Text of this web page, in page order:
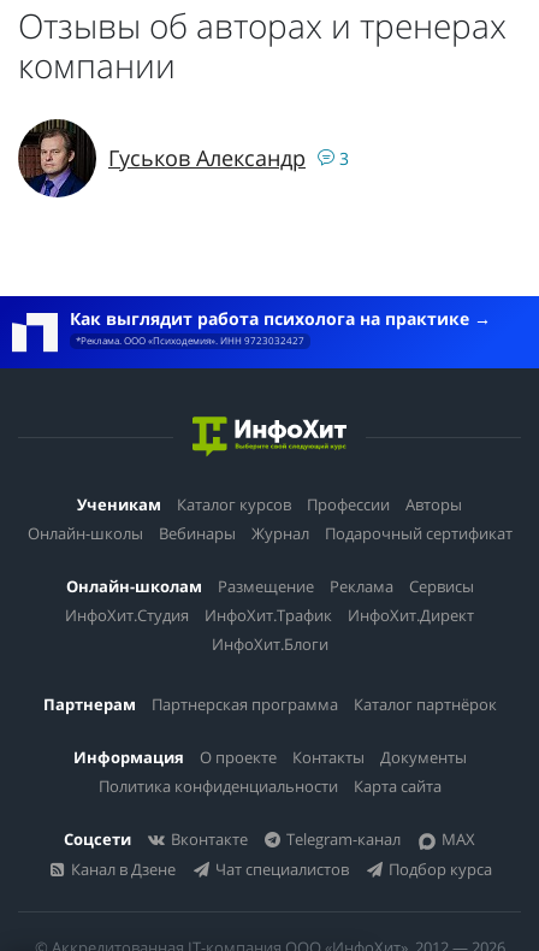
Отзывы об авторах и тренерах
компании
Гуськов Александр 3
Как выглядит работа психолога на практике
*Реклама. ООО «Психодемия». ИНН 9723032427
Ученикам Каталог курсов Профессии
Авторы
Онлайн-школы
Вебинары Журнал Подарочный сертификат
Онлайн-школам Размещение Реклама
Сервисы
ИнфоХит.Студия
ИнфоХит.Трафик
ИнфоХит.Директ
ИнфоХит.Блоги
Партнерам Партнерская программа Каталог партнёрок
Информация О проекте Контакты
Документы
Политика конфиденциальности
Карта сайта
Соцсети Вконтакте Telegram-канал
MAX
Канал в Дзене
Чат специалистов Подбор курса